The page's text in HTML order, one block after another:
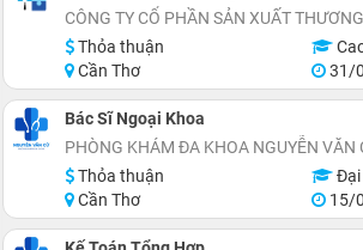
CÔNG TY CỔ PHẦN SẢN XUẤT
Thỏa thuận
Cần Thơ
31/
Bác Sĩ Ngoại Khoa
PHÒNG KHÁM ĐA KHOA NGUYỄN VĂN
Thỏa thuận
Đại
Cần Thơ
15/